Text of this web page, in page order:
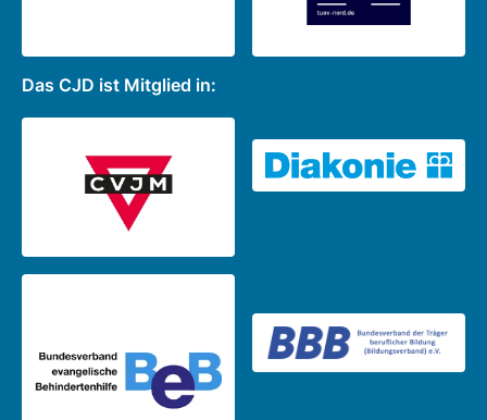
Das CJD ist Mitglied in: